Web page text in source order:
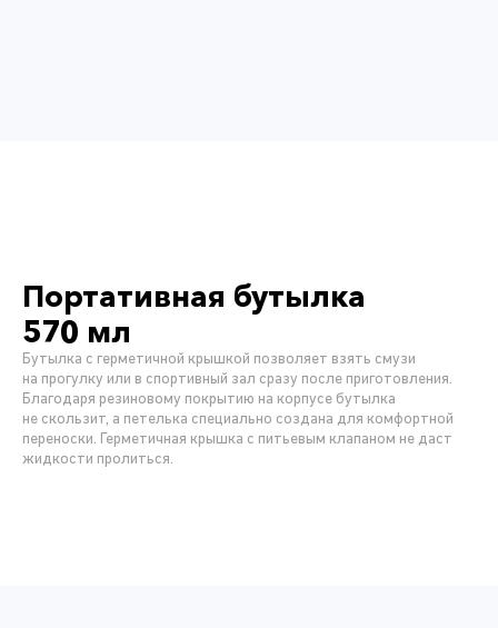
Портативная бутылка
570 мл
Бутылка с герметичной крышкой позволяет взять смузи
на прогулку или в спортивный зал сразу после приготовления.
Благодаря резиновому покрытию на корпусе бутылка
не скользит, а петелька специально создана для комфортной
переноски. Герметичная крышка с питьевым клапаном не даст
жидкости пролиться.